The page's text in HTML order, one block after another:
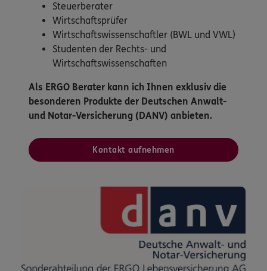
Steuerberater
Wirtschaftsprüfer
Wirtschaftswissenschaftler (BWL und VWL)
Studenten der Rechts- und
Wirtschaftswissenschaften
Als ERGO Berater kann ich Ihnen exklusiv die
besonderen Produkte der Deutschen Anwalt-
und Notar-Versicherung (DANV) anbieten.
Kontakt aufnehmen